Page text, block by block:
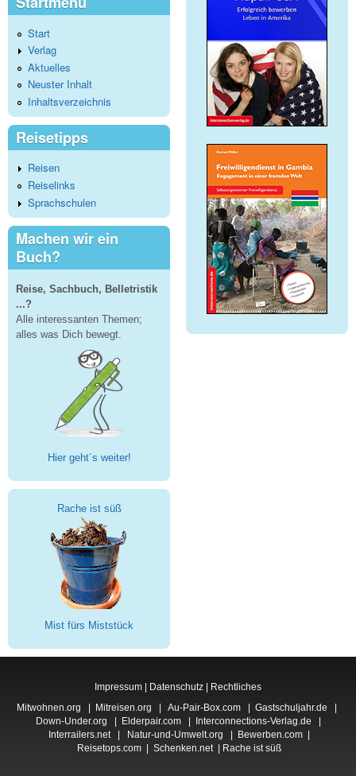
Start
Verlag
Aktuelles
Neuster Inhalt
Inhaltsverzeichnis
Reisetipps
Reisen
Reiselinks
Sprachschulen
Machen wir ein
Buch?
Reise, Sachbuch, Belletristik
...?
Alle interessanten Themen;
alles was Dich bewegt.
Hier geht´s weiter!
Rache ist süß
Mist fürs Miststück
Impressum | Datenschutz | Rechtliches
Mitwohnen.org
Mitreisen.org Au-Pair-Box.com Gastschuljahr.de
Down-Under.org
Elderpair.com| Interconnections-Verlag.de
Interrailers.net| Natur-und-Umwelt.org Bewerben.com
Reisetops.com
Schenken.net| Rache ist süß